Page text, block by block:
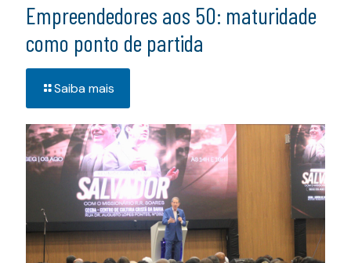
Empreendedores aos 50: maturidade
como ponto de partida
Saiba mais